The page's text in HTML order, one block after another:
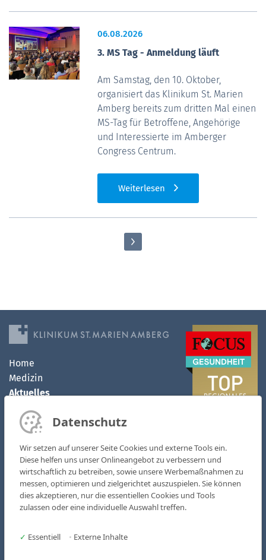
06.08.2026
3. MS Tag - Anmeldung läuft
Am Samstag, den 10. Oktober,
organisiert das Klinikum St. Marien
Amberg bereits zum dritten Mal einen
MS-Tag für Betroffene, Angehörige
und Interessierte im Amberger
Congress Centrum.
Weiterlesen
Home
Medizin
Aktuelles
MVZ
Kontakt
Karriere
Kliniken & Fachbereiche
Medizinische Zentren
AOZ - Ambulantes OP-Zentrum
Pflege & Soziales
Datenschutz
Wir setzen auf unserer Seite Cookies und externe Tools ein.
Diese helfen uns unser Onlineangebot zu verbessern und
wirtschaftlich zu betreiben, sowie unsere Werbemaßnahmen zu
messen, optimieren und zielgerichtet auszuspielen. Sie können
dies akzeptieren, nur die essentiellen Cookies und Tools
zulassen oder eine individuelle Auswahl treffen.
✓ Essentiell • Externe Inhalte